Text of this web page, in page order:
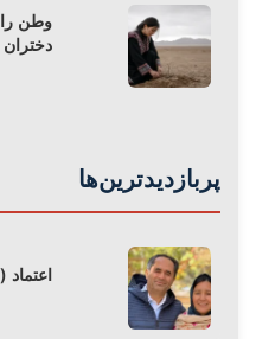
وطن را
پربازدیدترین‌ها
اعتماد (۷)؛ من و بلقیس ـ شهناز